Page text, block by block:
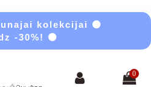
kolekcijai ⚫
-30%! ⚫
0